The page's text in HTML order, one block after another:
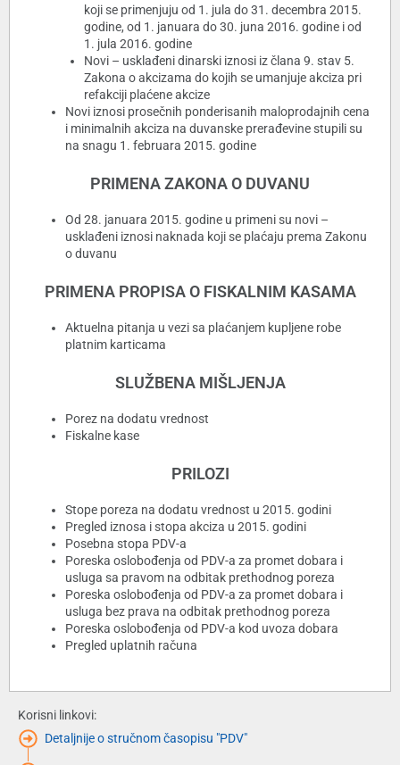
koji se primenjuju od 1. jula do 31. decembra 2015.
godine, od 1. januara do 30. juna 2016. godine i od
1. jula 2016. godine
Novi – usklađeni dinarski iznosi iz člana 9. stav 5.
Zakona o akcizama do kojih se umanjuje akciza pri
refakciji plaćene akcize
Novi iznosi prosečnih ponderisanih maloprodajnih cena
i minimalnih akciza na duvanske prerađevine stupili su
na snagu 1. februara 2015. godine
PRIMENA ZAKONA O DUVANU
Od 28. januara 2015. godine u primeni su novi –
usklađeni iznosi naknada koji se plaćaju prema Zakonu
o duvanu
PRIMENA PROPISA O FISKALNIM KASAMA
Aktuelna pitanja u vezi sa plaćanjem kupljene robe
platnim karticama
SLUŽBENA MIŠLJENJA
Porez na dodatu vrednost
Fiskalne kase
PRILOZI
Stope poreza na dodatu vrednost u 2015. godini
Pregled iznosa i stopa akciza u 2015. godini
Posebna stopa PDV-a
Poreska oslobođenja od PDV-a za promet dobara i
usluga sa pravom na odbitak prethodnog poreza
Poreska oslobođenja od PDV-a za promet dobara i
usluga bez prava na odbitak prethodnog poreza
Poreska oslobođenja od PDV-a kod uvoza dobara
Pregled uplatnih računa
Korisni linkovi:
Detaljnije o stručnom časopisu "PDV"